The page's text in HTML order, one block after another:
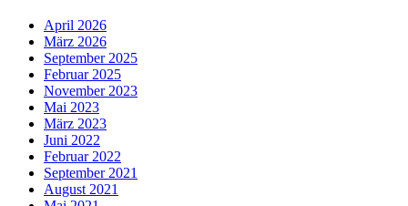
April 2026
März 2026
September 2025
Februar 2025
November 2023
Mai 2023
März 2023
Juni 2022
Februar 2022
September 2021
August 2021